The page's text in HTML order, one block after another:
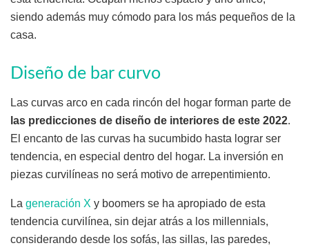
siendo además muy cómodo para los más pequeños de la
casa.
Diseño de bar curvo
Las curvas arco en cada rincón del hogar forman parte de
las predicciones de diseño de interiores de este 2022.
El encanto de las curvas ha sucumbido hasta lograr ser
tendencia, en especial dentro del hogar. La inversión en
piezas curvilíneas no será motivo de arrepentimiento.
La generación X y boomers se ha apropiado de esta
tendencia curvilínea, sin dejar atrás a los millennials,
considerando desde los sofás, las sillas, las paredes,